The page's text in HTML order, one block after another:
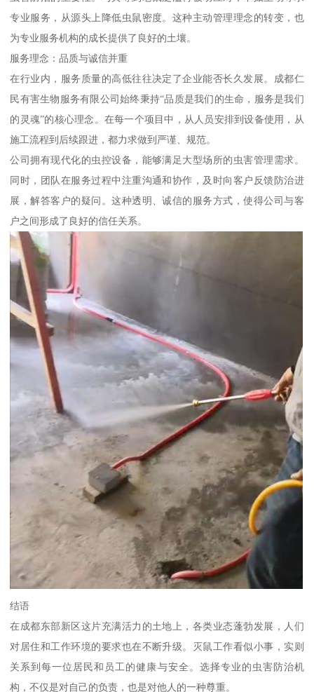
专业服务，从源头上降低虫鼠密度。这种主动管理理念的转变，也
为专业服务机构的成长提供了良好的土壤。
服务理念：品质与诚信并重
在行业内，服务质量的高低往往决定了企业能否长久发展。成都仁
民有害生物服务有限公司始终秉持“品质是我们的生命，服务是我们
的灵魂”的核心理念。在每一个项目中，从人员安排到设备使用，从
施工流程到后续跟进，都力求做到严谨、规范。
公司拥有现代化的虫控设备，能够满足大型场所的虫害管理需求。
同时，团队在服务过程中注重沟通和协作，及时向客户反馈防治进
展，解答客户的疑问。这种透明、诚信的服务方式，使得公司与客
户之间形成了良好的信任关系。
结语
在成都东部新区这片充满活力的土地上，各类业态蓬勃发展，人们
对居住和工作环境的要求也在不断升级。灭鼠工作看似小事，实则
关系到每一位居民和员工的健康与安全。选择专业的虫害防治机
构，不仅是对自己的负责，也是对他人的一种尊重。